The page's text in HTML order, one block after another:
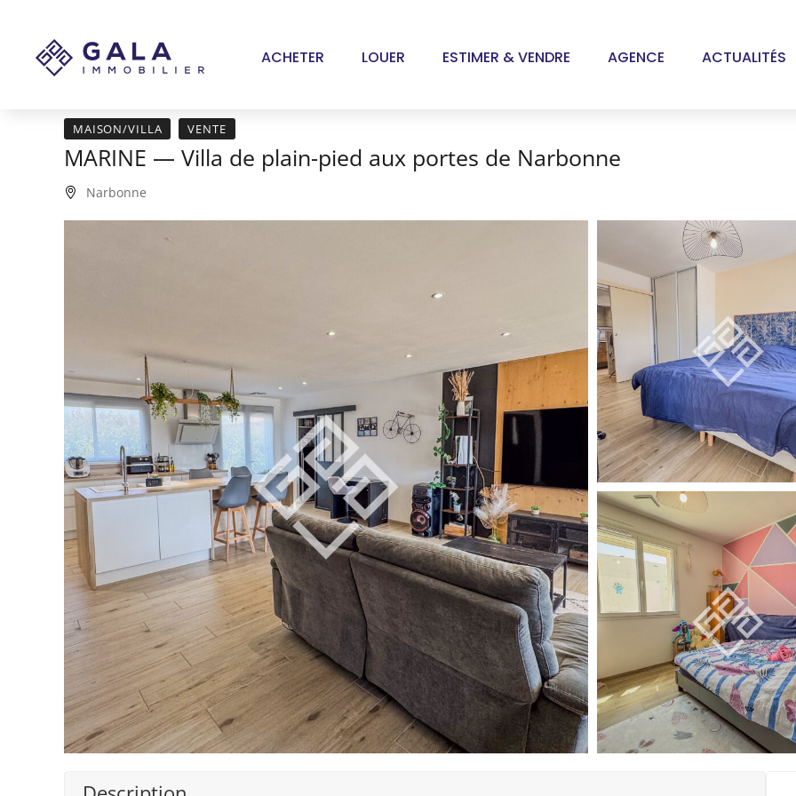
ACHETER LOUER ESTIMER & VENDRE AGENCE ACTUALITÉS
MAISON/VILLA VENTE
MARINE — Villa de plain-pied aux portes de Narbonne
Narbonne